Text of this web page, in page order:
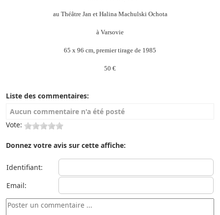
au Théâtre Jan et Halina Machulski Ochota
à Varsovie
65 x 96 cm, premier tirage de 1985
50 €
Liste des commentaires:
Aucun commentaire n'a été posté
Vote:
Donnez votre avis sur cette affiche:
Identifiant:
Email: